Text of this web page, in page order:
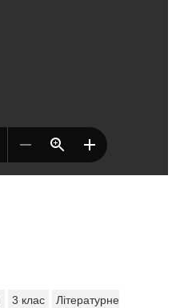
3 клас
Літературне